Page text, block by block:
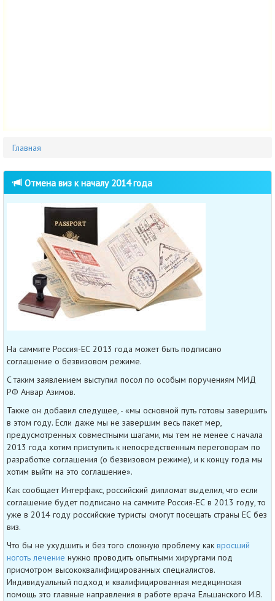
Главная
Отмена виз к началу 2014 года
На саммите Россия-ЕС 2013 года может быть подписано
соглашение о безвизовом режиме.
C таким заявлением выступил посол по особым поручениям МИД
РФ Анвар Азимов.
Также он добавил следущее, - «мы основной путь готовы завершить
в этом году. Если даже мы не завершим весь пакет мер,
предусмотренных совместными шагами, мы тем не менее с начала
2013 года хотим приступить к непосредственным переговорам по
разработке соглашения (о безвизовом режиме), и к концу года мы
хотим выйти на это соглашение».
Как сообщает Интерфакс, российский дипломат выделил, что если
соглашение будет подписано на саммите Россия-ЕС в 2013 году, то
уже в 2014 году российские туристы смогут посещать страны ЕС без
виз.
Что бы не ухудшить и без того сложную проблему как вросший
ноготь лечение нужно проводить опытными хирургами под
присмотром высококвалифицированных специалистов.
Индивидуальный подход и квалифицированная медицинская
помощь это главные направления в работе врача Ельшанского И.В.